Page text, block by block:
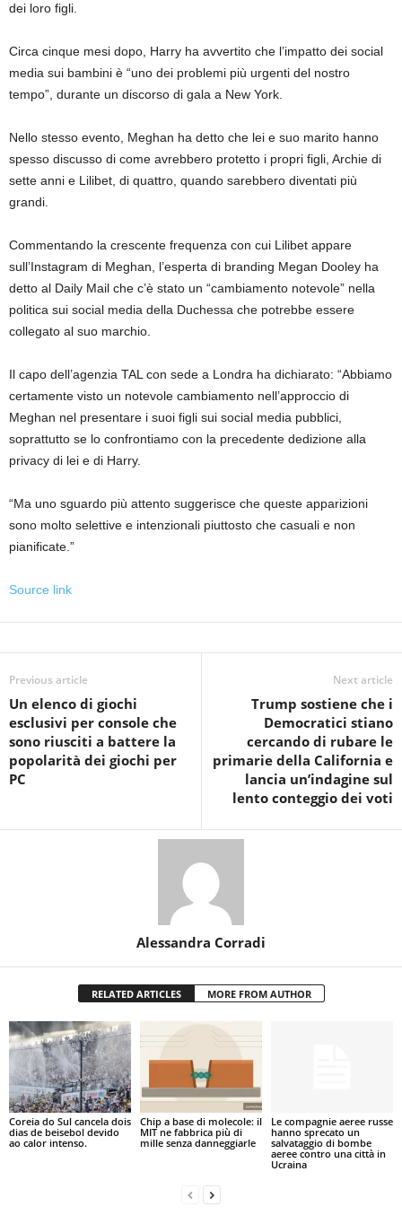
dei loro figli.
Circa cinque mesi dopo, Harry ha avvertito che l’impatto dei social
media sui bambini è “uno dei problemi più urgenti del nostro
tempo”, durante un discorso di gala a New York.
Nello stesso evento, Meghan ha detto che lei e suo marito hanno
spesso discusso di come avrebbero protetto i propri figli, Archie di
sette anni e Lilibet, di quattro, quando sarebbero diventati più
grandi.
Commentando la crescente frequenza con cui Lilibet appare
sull’Instagram di Meghan, l’esperta di branding Megan Dooley ha
detto al Daily Mail che c’è stato un “cambiamento notevole” nella
politica sui social media della Duchessa che potrebbe essere
collegato al suo marchio.
Il capo dell’agenzia TAL con sede a Londra ha dichiarato: “Abbiamo
certamente visto un notevole cambiamento nell’approccio di
Meghan nel presentare i suoi figli sui social media pubblici,
soprattutto se lo confrontiamo con la precedente dedizione alla
privacy di lei e di Harry.
“Ma uno sguardo più attento suggerisce che queste apparizioni
sono molto selettive e intenzionali piuttosto che casuali e non
pianificate.”
Source link
Previous article
Un elenco di giochi
esclusivi per console che
sono riusciti a battere la
popolarità dei giochi per
PC
Next article
Trump sostiene che i
Democratici stiano
cercando di rubare le
primarie della California e
lancia un’indagine sul
lento conteggio dei voti
Alessandra Corradi
RELATED ARTICLES MORE FROM AUTHOR
Coreia do Sul cancela dois
dias de beisebol devido
ao calor intenso.
Chip a base di molecole: il
MIT ne fabbrica più di
mille senza danneggiarle
Le compagnie aeree russe
hanno sprecato un
salvataggio di bombe
aeree contro una città in
Ucraina